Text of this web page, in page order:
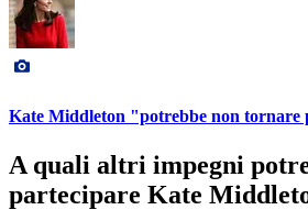
Kate Middleton "potrebbe non tornare
A quali altri impegni
partecipare Kate